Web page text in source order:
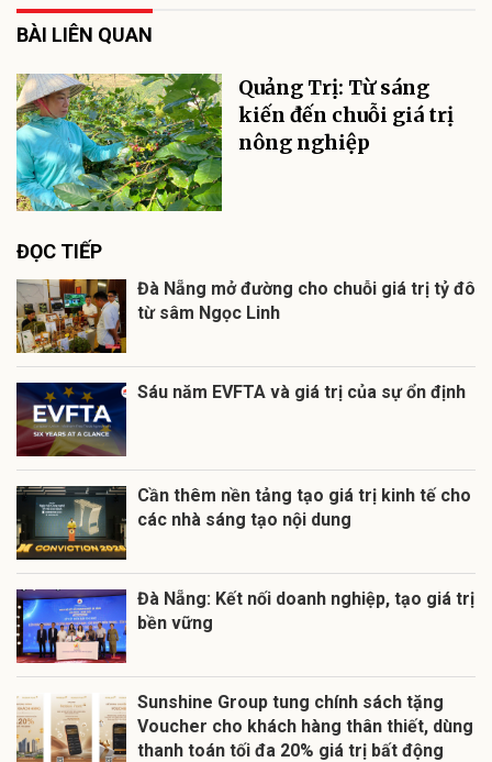
BÀI LIÊN QUAN
Quảng Trị: Từ sáng
kiến đến chuỗi giá trị
nông nghiệp
ĐỌC TIẾP
Đà Nẵng mở đường cho chuỗi giá trị tỷ đô
từ sâm Ngọc Linh
Sáu năm EVFTA và giá trị của sự ổn định
Cần thêm nền tảng tạo giá trị kinh tế cho
các nhà sáng tạo nội dung
Đà Nẵng: Kết nối doanh nghiệp, tạo giá trị
bền vững
Sunshine Group tung chính sách tặng
Voucher cho khách hàng thân thiết, dùng
thanh toán tối đa 20% giá trị bất động